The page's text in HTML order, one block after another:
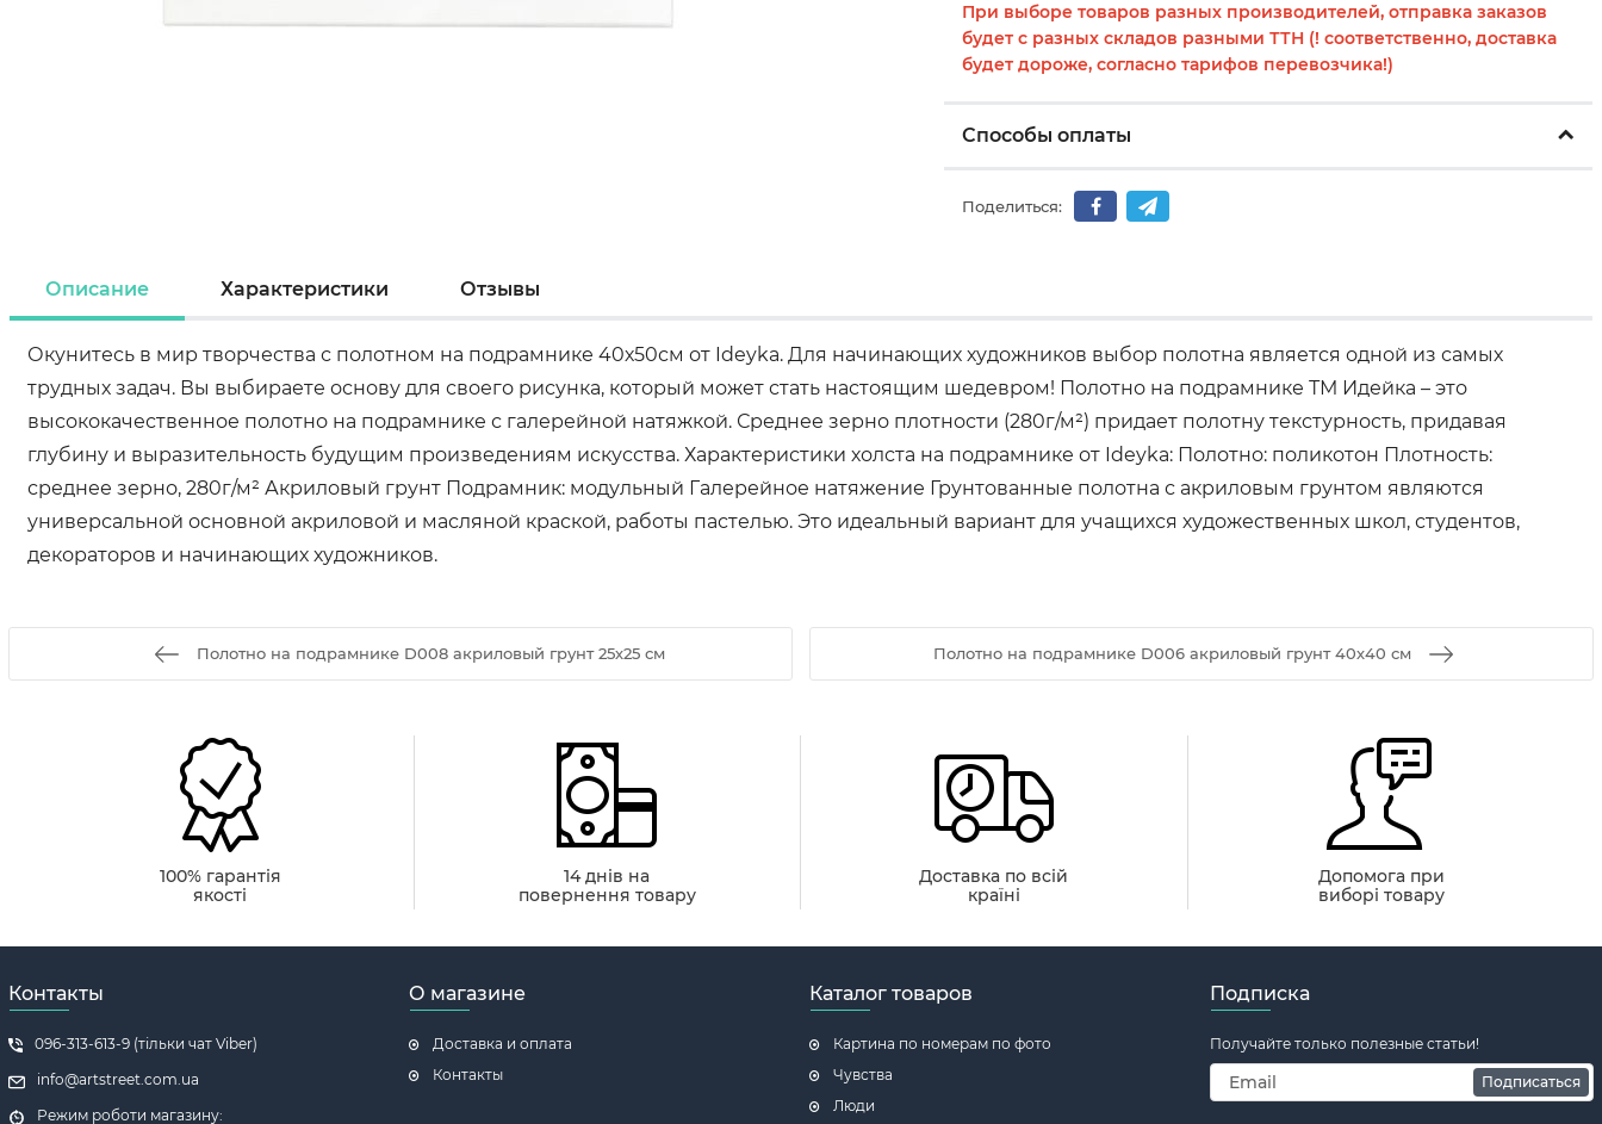
При выборе товаров разных производителей, отправка заказов
будет с разных складов разными ТТН (! соответственно, доставка
будет дороже, согласно тарифов перевозчика!)
Способы оплаты
Поделиться:
Описание Характеристики Отзывы
Окунитесь в мир творчества с полотном на подрамнике 40х50см от Ideyka. Для начинающих художников выбор полотна является одной из самых
трудных задач. Вы выбираете основу для своего рисунка, который может стать настоящим шедевром! Полотно на подрамнике ТМ Идейка – это
высококачественное полотно на подрамнике с галерейной натяжкой. Среднее зерно плотности (280г/м²) придает полотну текстурность, придавая
глубину и выразительность будущим произведениям искусства. Характеристики холста на подрамнике от Ideyka: Полотно: поликотон Плотность:
среднее зерно, 280г/м² Акриловый грунт Подрамник: модульный Галерейное натяжение Грунтованные полотна с акриловым грунтом являются
универсальной основной акриловой и масляной краской, работы пастелью. Это идеальный вариант для учащихся художественных школ, студентов,
декораторов и начинающих художников.
Полотно на подрамнике D008 акриловый грунт 25х25 см Полотно на подрамнике D006 акриловый грунт 40х40 см
100% гарантія
якості
14 днів на
повернення товару
Доставка по всій
країні
Допомога при
виборі товару
Контакты
096-313-613-9 (тільки чат Viber)
info@artstreet.com.ua
Режим роботи магазину:
О магазине
Доставка и оплата
Контакты
Каталог товаров
Картина по номерам по фото
Чувства
Люди
Подписка
Получайте только полезные статьи!
Подписаться